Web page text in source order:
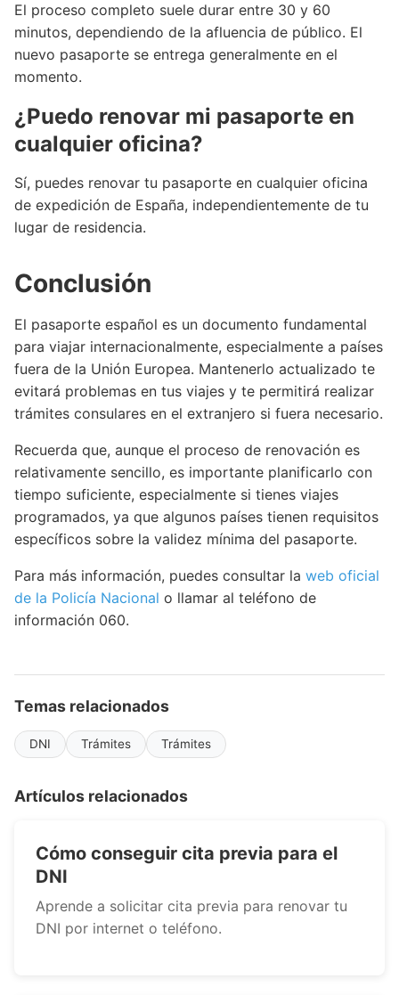
El proceso completo suele durar entre 30 y 60
minutos, dependiendo de la afluencia de público. El
nuevo pasaporte se entrega generalmente en el
momento.
¿Puedo renovar mi pasaporte en
cualquier oficina?
Sí, puedes renovar tu pasaporte en cualquier oficina
de expedición de España, independientemente de tu
lugar de residencia.
Conclusión
El pasaporte español es un documento fundamental
para viajar internacionalmente, especialmente a países
fuera de la Unión Europea. Mantenerlo actualizado te
evitará problemas en tus viajes y te permitirá realizar
trámites consulares en el extranjero si fuera necesario.
Recuerda que, aunque el proceso de renovación es
relativamente sencillo, es importante planificarlo con
tiempo suficiente, especialmente si tienes viajes
programados, ya que algunos países tienen requisitos
específicos sobre la validez mínima del pasaporte.
Para más información, puedes consultar la web oficial
de la Policía Nacional o llamar al teléfono de
información 060.
Temas relacionados
DNI Trámites Trámites
Artículos relacionados
Cómo conseguir cita previa para el
DNI
Aprende a solicitar cita previa para renovar tu
DNI por internet o teléfono.